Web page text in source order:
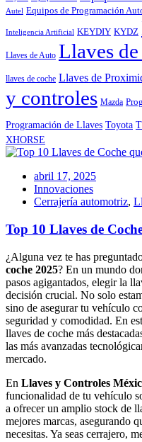
Autel Equipos de Programación
Inteligencia Artificial KEYDIY KYDZ
Llaves de Auto Llaves
llaves de coche Llaves de
y controles Mazda
Programación de Llaves Toyota
XHORSE
abril 17, 2025
Innovaciones
Cerrajería automotriz,
Top 10 Llaves de
¿Alguna vez te has
coche 2025? En un mundo
pasos agigantados, elegir la
decisión crucial. No solo
sino de asegurar tu vehículo
seguridad y comodidad. En
llaves de coche más
las más avanzadas
mercado.
En Llaves y Controles
funcionalidad de tu vehículo
a ofrecer un amplio stock de
mejores marcas, asegurando
necesitas. Ya seas cerrajero,